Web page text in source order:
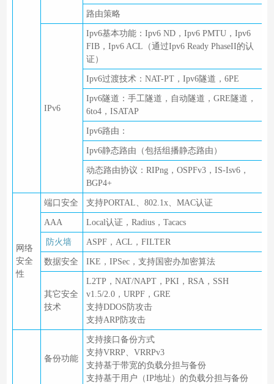
路由策略
IPv6
Ipv6基本功能：Ipv6 ND，Ipv6 PMTU，Ipv6
FIB，Ipv6 ACL（通过Ipv6 Ready PhaseII的认
证）
Ipv6过渡技术：NAT-PT，Ipv6隧道，6PE
Ipv6隧道：手工隧道，自动隧道，GRE隧道，
6to4，ISATAP
Ipv6路由：
Ipv6静态路由（包括组播静态路由）
动态路由协议：RIPng，OSPFv3，IS-Isv6，
BGP4+
网络
安全
性
端口安全 支持PORTAL、802.1x、MAC认证
AAA Local认证，Radius，Tacacs
防火墙 ASPF，ACL，FILTER
数据安全 IKE，IPSec，支持国密办加密算法
其它安全
技术
L2TP，NAT/NAPT，PKI，RSA，SSH
v1.5/2.0，URPF，GRE
支持DDOS防攻击
支持ARP防攻击
备份功能
支持接口备份方式
支持VRRP、VRRPv3
支持基于带宽的负载分担与备份
支持基于用户（IP地址）的负载分担与备份